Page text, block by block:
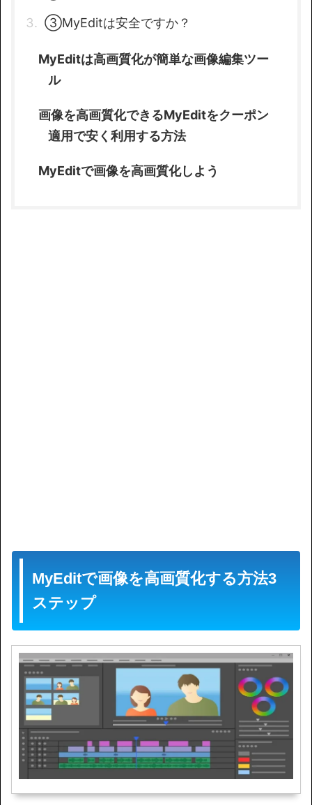
③MyEditは安全ですか？
MyEditは高画質化が簡単な画像編集ツー
ル
画像を高画質化できるMyEditをクーポン
適用で安く利用する方法
MyEditで画像を高画質化しよう
MyEditで画像を高画質化する方法3
ステップ